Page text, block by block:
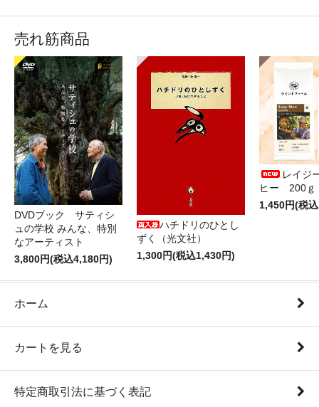
売れ筋商品
DVDブック サティシ
ュの学校 みんな、特別
なアーティスト
3,800円(税込4,180円)
ハチドリのひとし
ずく（光文社）
1,300円(税込1,430円)
レイジ
ヒー 200ｇ
1,450円(税
ホーム
カートを見る
特定商取引法に基づく表記